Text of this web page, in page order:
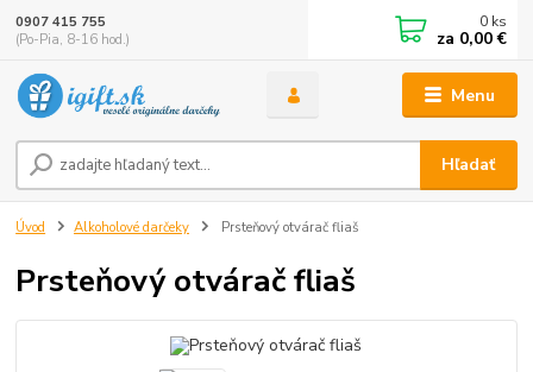
Menu
Hľadať
0907 415 755
(Po-Pia, 8-16 hod.)
0 ks
za 0,00 €
Úvod Alkoholové darčeky Prsteňový otvárač fliaš
Prsteňový otvárač fliaš